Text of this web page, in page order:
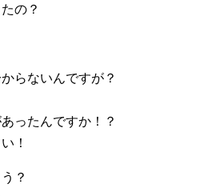
の？
らないんですが？
ったんですか！？
！
？